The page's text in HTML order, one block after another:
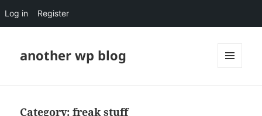
Log in Register
another wp blog
Category:freak stuff